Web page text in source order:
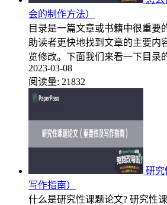
会的制作方法）
目录是一篇文章或书籍中很重要
助读者更快地找到文章的主要内
览修改。下面我们来看一下目录
2023-03-08
阅读量: 21832
研究
写作指南）
什么是研究性课题论文? 研究性